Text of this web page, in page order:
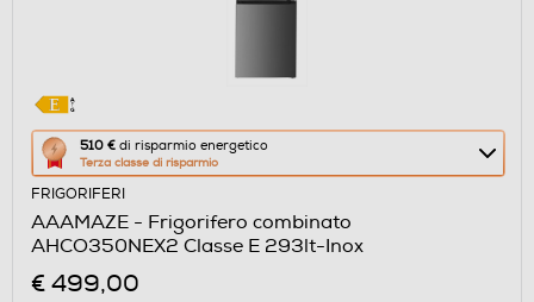
510 € di risparmio energetico
Terza classe di risparmio
Questa
azione
aprirà
il
Calcolatore
di
FRIGORIFERI
AAAMAZE - Frigorifero combinato
AHCO350NEX2 Classe E 293lt-Inox
€ 499,00